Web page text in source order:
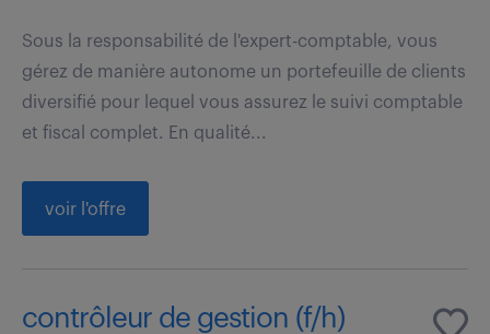
Sous la responsabilité de l'expert-comptable, vous
gérez de manière autonome un portefeuille de clients
diversifié pour lequel vous assurez le suivi comptable
et fiscal complet. En qualité...
voir l'offre
contrôleur de gestion (f/h)